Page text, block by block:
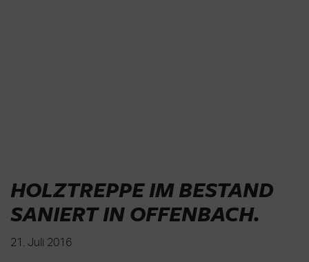
HOLZTREPPE IM BESTAND
SANIERT IN OFFENBACH.
21. Juli 2016